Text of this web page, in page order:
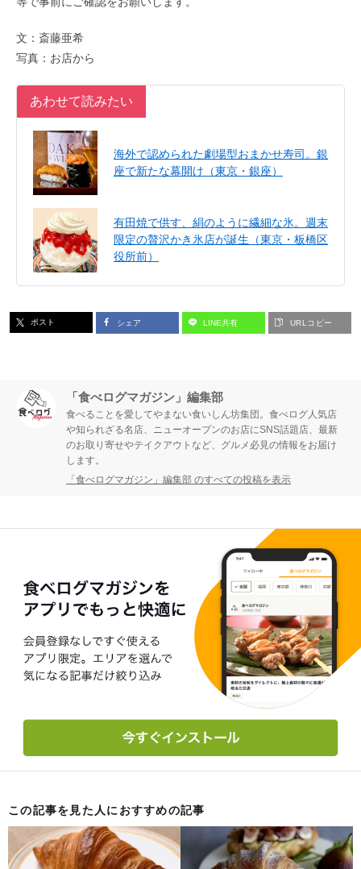
文：斎藤亜希
写真：お店から
あわせて読みたい
海外で認められた劇場型おまかせ寿司。銀
座で新たな幕開け（東京・銀座）
有田焼で供す、絹のように繊細な氷。週末
限定の贅沢かき氷店が誕生（東京・板橋区
役所前）
ポスト シェア LINE共有 URLコピー
「食べログマガジン」編集部
食べることを愛してやまない食いしん坊集団。食べログ人気店
や知られざる名店、ニューオープンのお店にSNS話題店、最新
のお取り寄せやテイクアウトなど、グルメ必見の情報をお届け
します。
「食べログマガジン」編集部 のすべての投稿を表示
この記事を見た人におすすめの記事